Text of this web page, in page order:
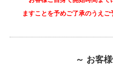
ますことを予めご了承のうえ
～ お客